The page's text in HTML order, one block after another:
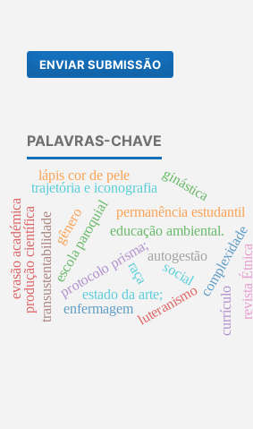
ENVIAR SUBMISSÃO
PALAVRAS-CHAVE
estado da arte;
protocolo prisma;
educação ambiental.
autogestão
transustentabilidade complexidade
revista Étnica
escola paroquial
luteranismo
trajetória e iconografia
produção científica
evasão académica permanência estudantil
lápis cor de pele ginástica
gênero
raça social
currículo
enfermagem